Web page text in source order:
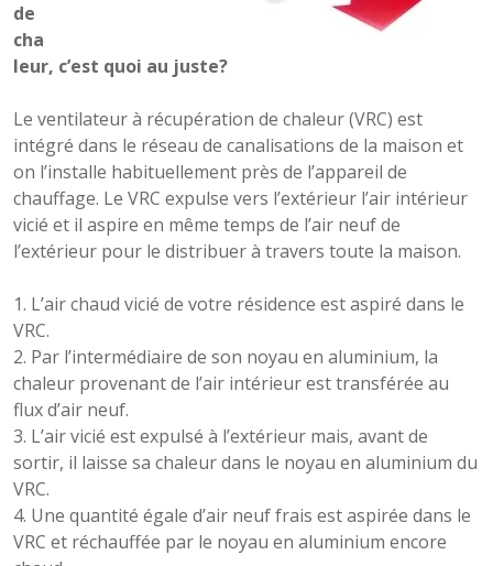
de
cha
leur, c’est quoi au juste?
Le ventilateur à récupération de chaleur (VRC) est
intégré dans le réseau de canalisations de la maison et
on l’installe habituellement près de l’appareil de
chauffage. Le VRC expulse vers l’extérieur l’air intérieur
vicié et il aspire en même temps de l’air neuf de
l’extérieur pour le distribuer à travers toute la maison.
L’air chaud vicié de votre résidence est aspiré dans le
VRC.
Par l’intermédiaire de son noyau en aluminium, la
chaleur provenant de l’air intérieur est transférée au
flux d’air neuf.
L’air vicié est expulsé à l’extérieur mais, avant de
sortir, il laisse sa chaleur dans le noyau en aluminium du
VRC.
Une quantité égale d’air neuf frais est aspirée dans le
VRC et réchauffée par le noyau en aluminium encore